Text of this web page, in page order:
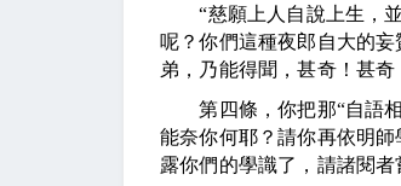
“慈願上人自說上生，並
呢？你們這種夜郎自大的
弟，乃能得聞，甚奇！甚奇
第四條，你把那“自語相
能奈你何耶？請你再依明
露你們的學識了，請諸閱者